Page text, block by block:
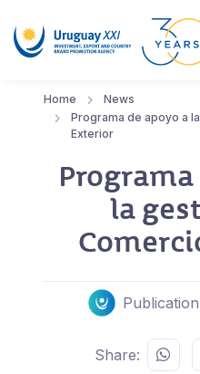
Home
News
Programa de apoyo a
Exterior
la
Share: